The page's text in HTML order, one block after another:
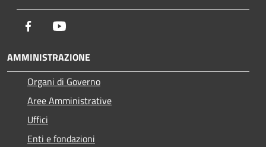
Facebook
AMMINISTRAZIONE
Organi di Governo
Aree Amministrative
Uffici
Enti e fondazioni